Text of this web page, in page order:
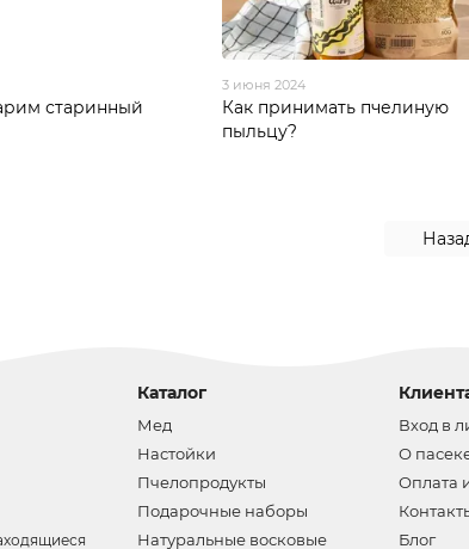
старинный
3 июня 2024
Как принимать пчелиную
пыльцу?
Каталог
Мед
Настойки
Пчелопродукты
Подарочные наборы
Натуральные восковые
Вход в
О
Оплата
Блог